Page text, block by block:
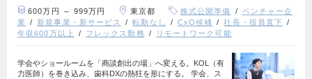
600万円 ～ 999万円 東京都 株式公開準備
ベンチャー企
業
新規事業・新サービス 転勤なし CxO候補
社長・役員直下
年収600万以上
フレックス勤務 リモートワーク可能
学会やショールームを「商談創出の場」へ変える。KOL（有
力医師）を巻き込み、歯科DXの熱狂を形にする。 学会、ス